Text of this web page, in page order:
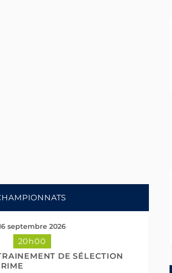
septembre 2026
20h00
DE SÉLECTION